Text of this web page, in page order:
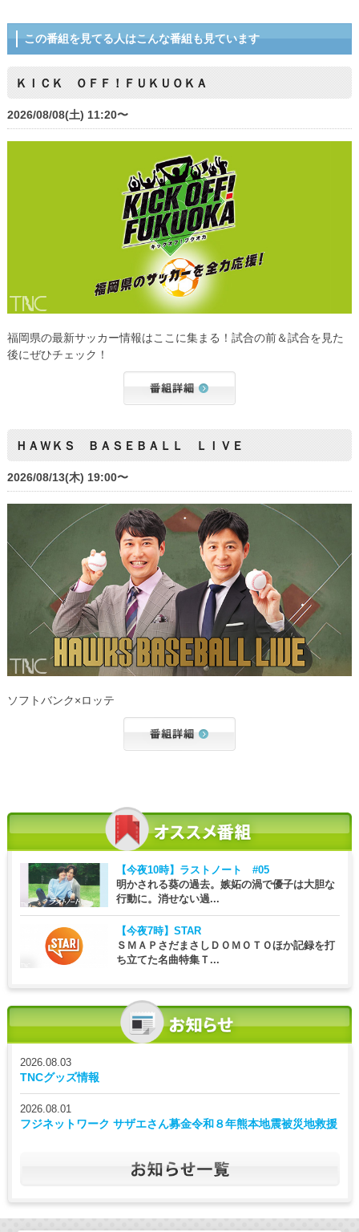
この番組を見てる人はこんな番組も見ています
ＫＩＣＫ ＯＦＦ！ＦＵＫＵＯＫＡ
2026/08/08(土) 11:20〜
福岡県の最新サッカー情報はここに集まる！試合の前＆試合を見た
後にぜひチェック！
ＨＡＷＫＳ ＢＡＳＥＢＡＬＬ ＬＩＶＥ
2026/08/13(木) 19:00〜
ソフトバンク×ロッテ
【今夜10時】 ラストノート #05
明かされる葵の過去。嫉妬の渦で優子は大胆な
行動に。消せない過...
【今夜7時】 STAR
ＳＭＡＰさだまさしＤＯＭＯＴＯほか記録を打
ち立てた名曲特集Ｔ...
2026.08.03
TNCグッズ情報
2026.08.01
フジネットワーク サザエさん募金令和８年熊本地震被災地救援